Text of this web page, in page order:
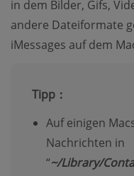
in dem Bilder, Gifs,
andere Dateiformate
iMessages auf dem
Tipp：
Auf einigen
Nachrichten in
“~/Library/